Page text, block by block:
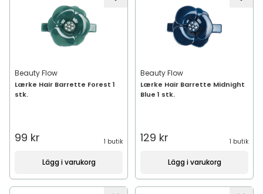
Beauty Flow
Lærke Hair Barrette Forest 1
stk.
99 kr 1 butik
Lägg i varukorg
Beauty Flow
Lærke Hair Barrette Midnight
Blue 1 stk.
129 kr 1 butik
Lägg i varukorg